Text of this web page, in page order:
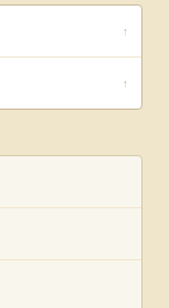
↑
↑